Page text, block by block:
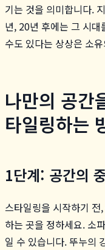
기는 것을 의미합니다.
년, 20년 후에는 그 시
수도 있다는 상상은 소
나만의 공간
타일링하는
1단계: 공간의
스타일링을 시작하기 전
하는 곳을 정하세요. 소
일 수 있습니다. 뚜누의